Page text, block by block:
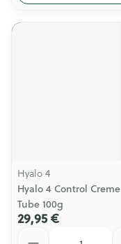
Hyalo 4
Hyalo 4 Control Creme
Tube 100g
29,95 €